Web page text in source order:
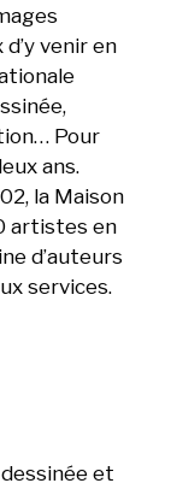
venir en
Pour
ans.
la Maison
artistes en
d’auteurs
services.
et